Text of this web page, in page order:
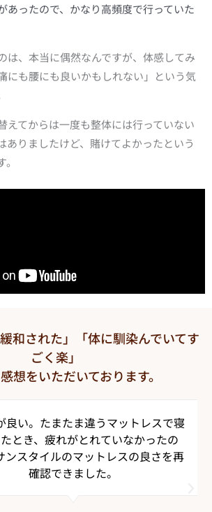
あったので、かなり高頻度で行っていた
は、本当に偶然なんですが、体感してみ
にも腰にも良いかもしれない」という気
えてからは一度も整体には行っていない
ありましたけど、賭けてよかったという
和された」「体に馴染んでいてす
ごく楽」
想をいただいております。
い。たまたま違うマットレスで寝
き、疲れがとれていなかったの
スタイルのマットレスの良さを再
確認できました。